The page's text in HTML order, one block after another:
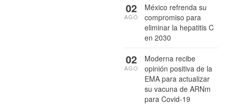
México refrenda su
compromiso para
eliminar la hepatitis C
en 2030
02
AGO
Moderna recibe
opinión positiva de la
EMA para actualizar
su vacuna de ARNm
para Covid-19
02
AGO